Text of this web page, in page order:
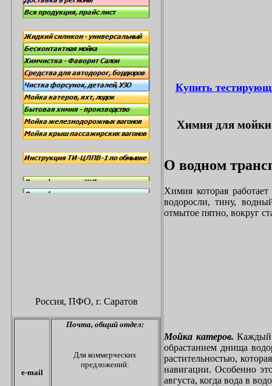
Россия, ПФО, г. Саратов
e-mail
Почта, общий отдел:
Для коммерческих
предложений:
Купить
Химия для мойки
О водном
Химия которая
водоросли, тину,
отмытое пятно, вокруг
Мойка катеров. Каждый
обрастанием днища
растительностью,
навигации. Особенно
августа, когда вода в